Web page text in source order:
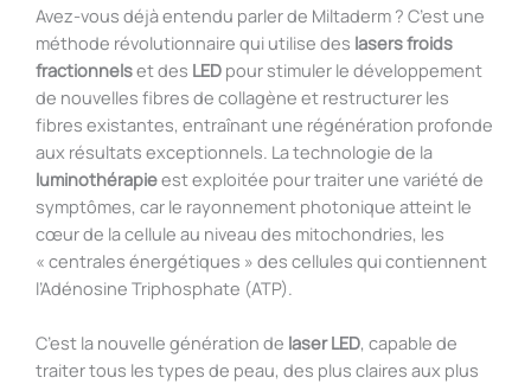
Avez-vous déjà entendu parler de Miltaderm ? C’est une
méthode révolutionnaire qui utilise des lasers froids
fractionnelset des LED pour stimuler le développement
de nouvelles fibres de collagène et restructurer les
fibres existantes, entraînant une régénération profonde
aux résultats exceptionnels. La technologie de la
luminothérapieest exploitée pour traiter une variété de
symptômes, car le rayonnement photonique atteint le
cœur de la cellule au niveau des mitochondries, les
« centrales énergétiques » des cellules qui contiennent
l’Adénosine Triphosphate (ATP).
C’est la nouvelle génération de laser LED, capable de
traiter tous les types de peau, des plus claires aux plus